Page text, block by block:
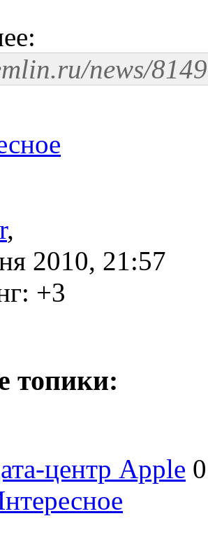
news/8149
,
2010, 21:57
+3
топики:
центр Apple 0